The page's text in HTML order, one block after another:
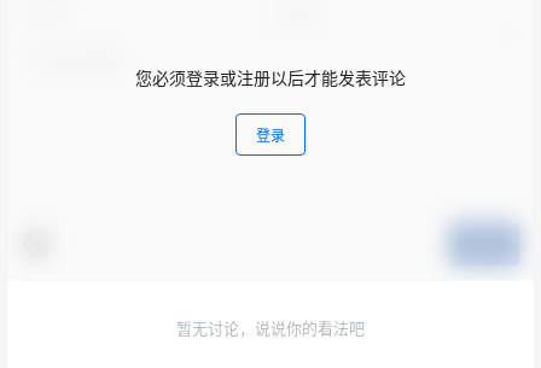
您必须登录或注册以后才能发表评论
登录
暂无讨论，说说你的看法吧